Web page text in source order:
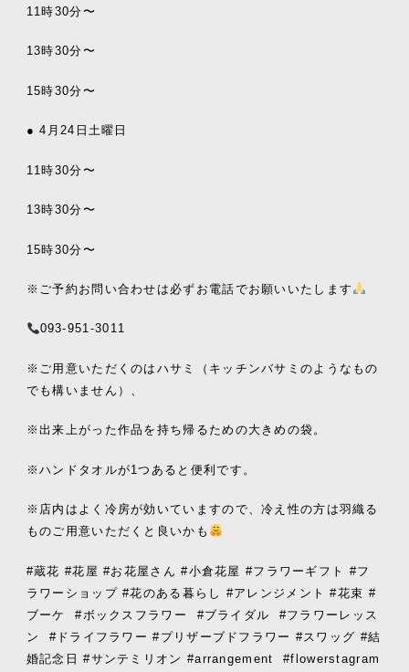
11時30分〜
13時30分〜
15時30分〜
● 4 月 24 日土曜日
11時30分〜
13時30分〜
15時30分〜
※ ご予約お問い合わせは必ずお電話でお願いいたします
093-951-3011
※ ご用意いただくのはハサミ（キッチンバサミのようなもの
でも構いません）、
※出来上がった作品を持ち帰るための大きめの袋。
※ハンドタオルが1つあると便利です。
※ 店内はよく冷房が効いていますので、冷え性の方は羽織る
ものご用意いただくと良いかも
#蔵花 #花屋 #お花屋さん #小倉花屋 #フラワーギフト #フ
ラワーショップ#花のある暮らし #アレンジメント #花束 #
ブーケ
#ボックスフラワー #ブライダル #フラワーレッス
ン
#ドライフラワー #プリザーブドフラワー #スワッグ #結
婚記念日 #サンテミリオン #arrangement
#flowerstagram